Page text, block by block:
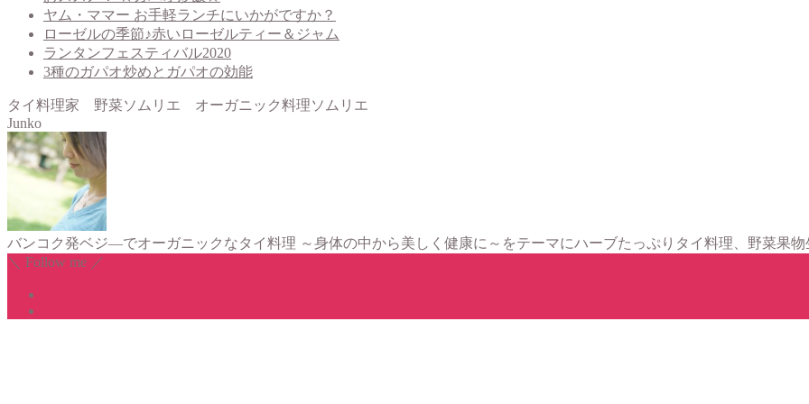
ヤム・ママー お手軽ランチにいかがですか？
ローゼルの季節♪赤いローゼルティー＆ジャム
ランタンフェスティバル2020
3種のガパオ炒めとガパオの効能
タイ料理家 野菜ソムリエ オーガニック料理ソムリエ
Junko
バンコク発ベジ―でオーガニックなタイ料理 ～身体の中から美しく健康に～をテーマにハーブたっぷりタイ料理、野菜果
＼ Follow me ／